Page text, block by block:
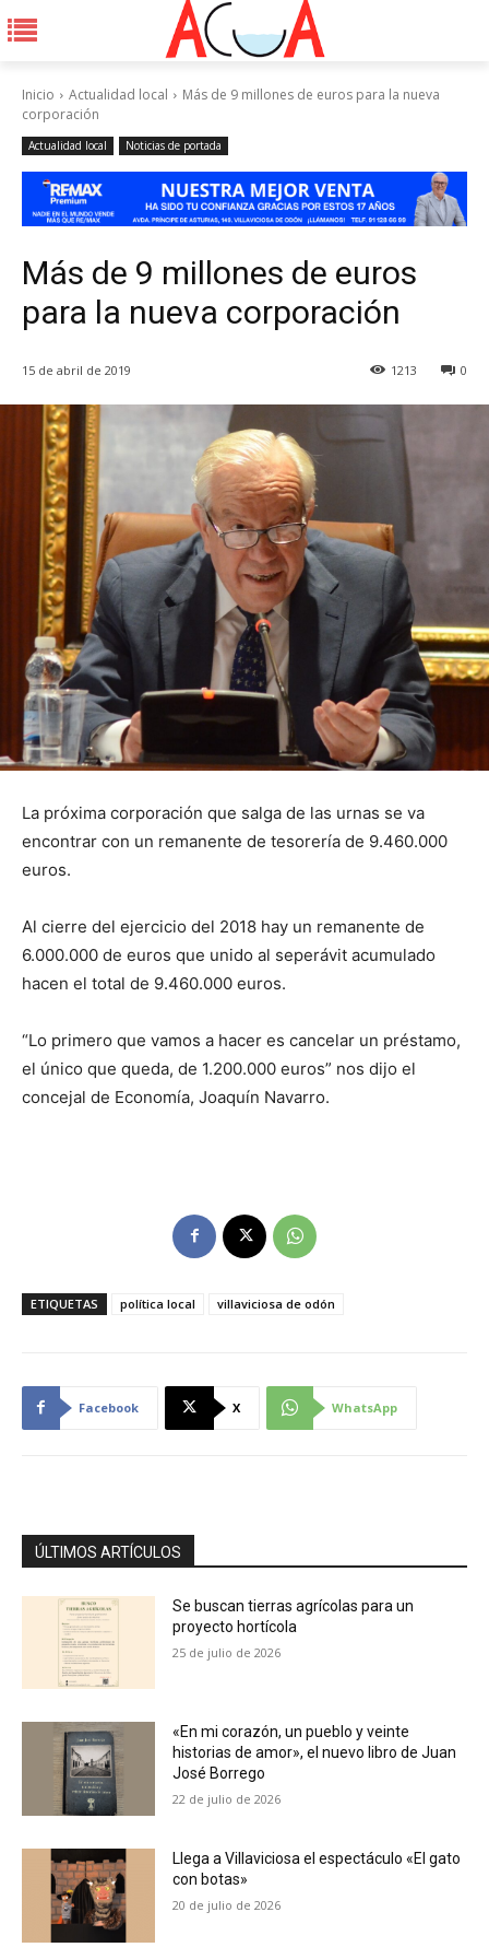
Inicio Actualidad local
Más de 9 millones de euros para la nueva
corporación
Actualidad local Noticias de portada
Más de 9 millones de euros
para la nueva corporación
15 de abril de 2019 0
1213
La próxima corporación que salga de las urnas se va
encontrar con un remanente de tesorería de 9.460.000
euros.
Al cierre del ejercicio del 2018 hay un remanente de
6.000.000 de euros que unido al seperávit acumulado
hacen el total de 9.460.000 euros.
“Lo primero que vamos a hacer es cancelar un préstamo,
el único que queda, de 1.200.000 euros” nos dijo el
concejal de Economía, Joaquín Navarro.
ETIQUETAS política local villaviciosa de odón
Facebook X WhatsApp
ÚLTIMOS ARTÍCULOS
Se buscan tierras agrícolas para un
proyecto hortícola
25 de julio de 2026
«En mi corazón, un pueblo y veinte
historias de amor», el nuevo libro de Juan
José Borrego
22 de julio de 2026
Llega a Villaviciosa el espectáculo «El gato
con botas»
20 de julio de 2026